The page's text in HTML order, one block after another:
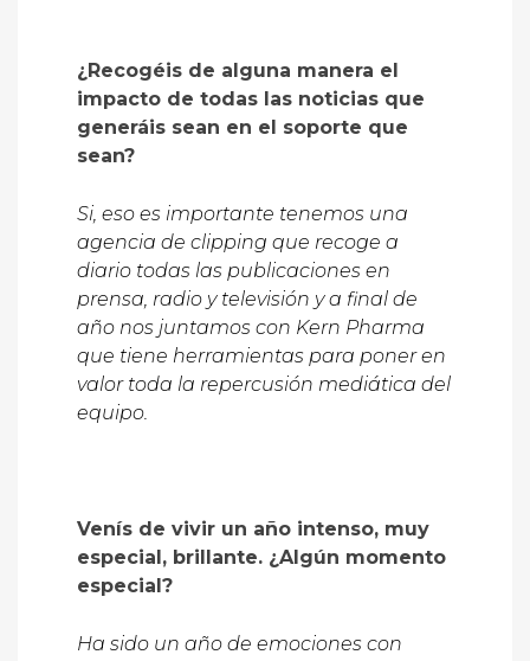
¿Recogéis de alguna manera el
impacto de todas las noticias que
generáis sean en el soporte que
sean?
Si, eso es importante tenemos una
agencia de clipping que recoge a
diario todas las publicaciones en
prensa, radio y televisión y a final de
año nos juntamos con Kern Pharma
que tiene herramientas para poner en
valor toda la repercusión mediática del
equipo.
Venís de vivir un año intenso, muy
especial, brillante. ¿Algún momento
especial?
Ha sido un año de emociones con